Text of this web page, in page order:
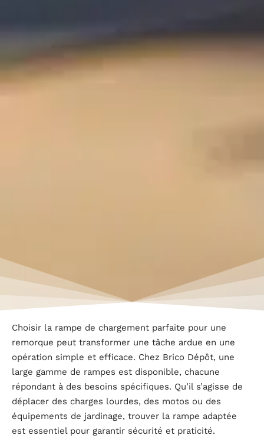
Choisir la rampe de chargement parfaite pour une
remorque peut transformer une tâche ardue en une
opération simple et efficace. Chez Brico Dépôt, une
large gamme de rampes est disponible, chacune
répondant à des besoins spécifiques. Qu’il s’agisse de
déplacer des charges lourdes, des motos ou des
équipements de jardinage, trouver la rampe adaptée
est essentiel pour garantir sécurité et praticité.